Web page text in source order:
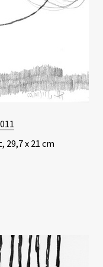
29,7 x 21 cm